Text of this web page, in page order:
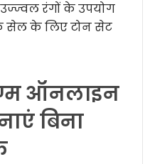
रंगों के उपयोग
सेल के लिए टोन सेट
ऑनलाइन
बिना